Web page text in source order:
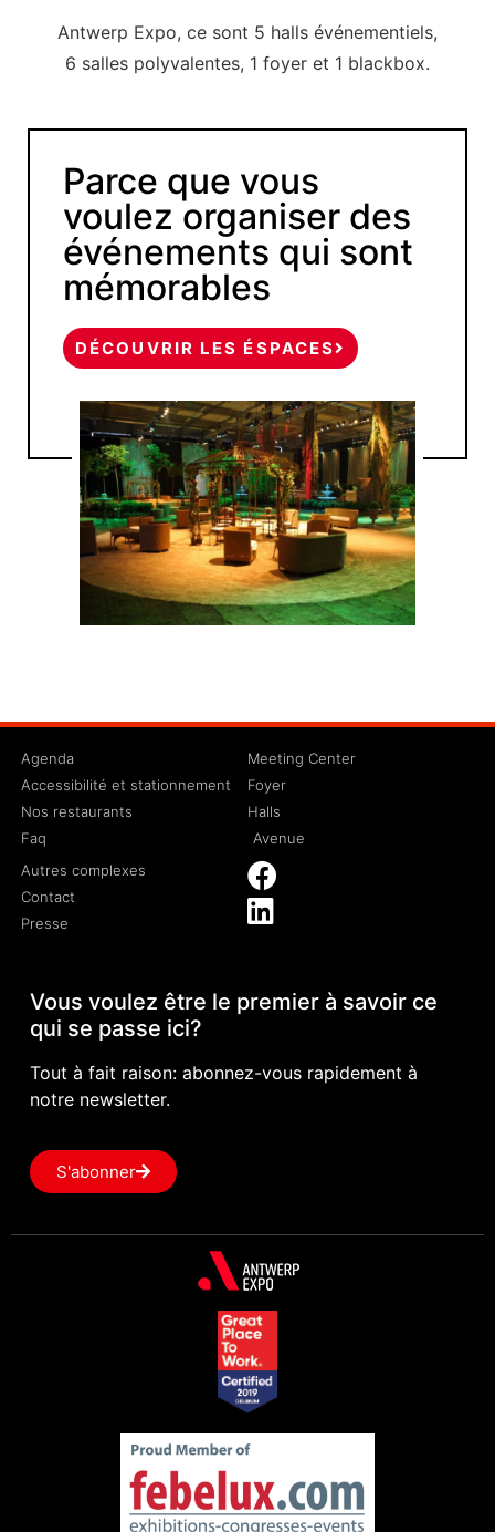
Antwerp Expo, ce sont 5 halls événementiels,
6 salles polyvalentes, 1 foyer et 1 blackbox.
Parce que vous
voulez organiser des
événements qui sont
mémorables
DÉCOUVRIR LES ÉSPACES
Agenda
Accessibilité et stationnement
Nos restaurants
Faq
Meeting Center
Foyer
Halls
Avenue
Autres complexes
Contact
Presse
Vous voulez être le premier à savoir ce
qui se passe ici?
Tout à fait raison: abonnez-vous rapidement à
notre newsletter.
S'abonner